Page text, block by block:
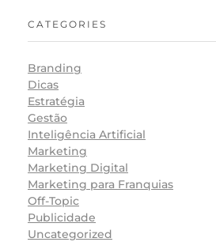
CATEGORIES
Branding
Dicas
Estratégia
Gestão
Inteligência Artificial
Marketing
Marketing Digital
Marketing para Franquias
Off-Topic
Publicidade
Uncategorized